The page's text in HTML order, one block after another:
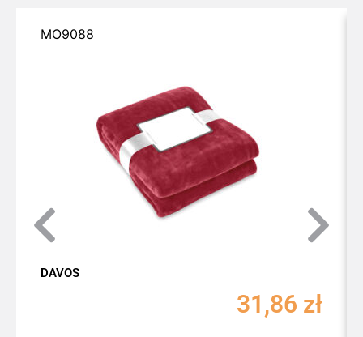
MO9088
DAVOS
31,86 zł